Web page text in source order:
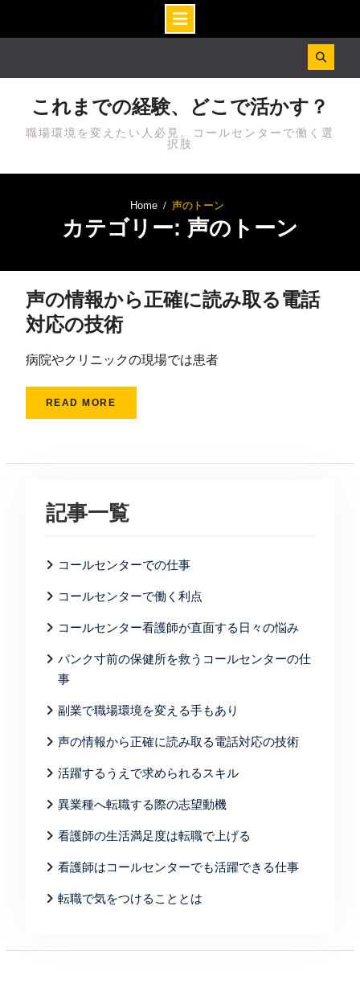
これまでの経験、どこで活かす？
職場環境を変えたい人必見。コールセンターで働く選
択肢
Home 声のトーン
カテゴリー: 声のトーン
声の情報から正確に読み取る電話
対応の技術
病院やクリニックの現場では患者
READ MORE
記事一覧
コールセンターでの仕事
コールセンターで働く利点
コールセンター看護師が直面する日々の悩み
パンク寸前の保健所を救うコールセンターの仕
事
副業で職場環境を変える手もあり
声の情報から正確に読み取る電話対応の技術
活躍するうえで求められるスキル
異業種へ転職する際の志望動機
看護師の生活満足度は転職で上げる
看護師はコールセンターでも活躍できる仕事
転職で気をつけることとは